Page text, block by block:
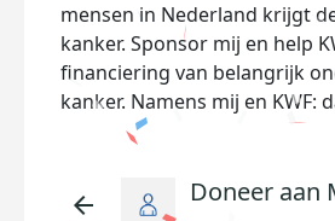
mensen in Nederland krijgt
kanker. Sponsor mij en help
financiering van belangrijk
kanker. Namens mij en KWF:
arrow_back Doneer aan